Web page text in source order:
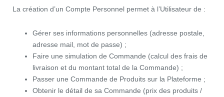
La création d’un Compte Personnel permet à l’Utilisateur de :
Gérer ses informations personnelles (adresse postale,
adresse mail, mot de passe) ;
Faire une simulation de Commande (calcul des frais de
livraison et du montant total de la Commande) ;
Passer une Commande de Produits sur la Plateforme ;
Obtenir le détail de sa Commande (prix des produits /